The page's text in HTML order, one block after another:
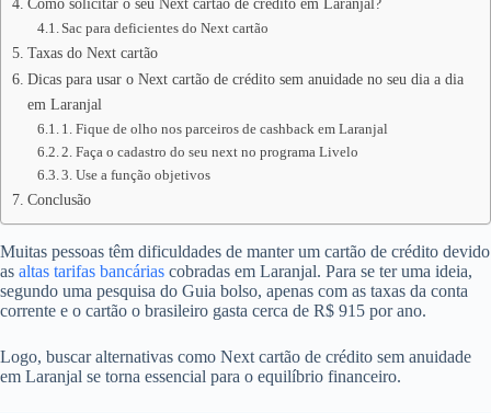
Sac para deficientes do Next cartão
Taxas do Next cartão
Dicas para usar o Next cartão de crédito sem anuidade no seu dia a dia
em Laranjal
1. Fique de olho nos parceiros de cashback em Laranjal
2. Faça o cadastro do seu next no programa Livelo
3. Use a função objetivos
Conclusão
Muitas pessoas têm dificuldades de manter um cartão de crédito devido
as altas tarifas bancárias cobradas em Laranjal. Para se ter uma ideia,
segundo uma pesquisa do Guia bolso, apenas com as taxas da conta
corrente e o cartão o brasileiro gasta cerca de R$ 915 por ano.
Logo, buscar alternativas como Next cartão de crédito sem anuidade
em Laranjal se torna essencial para o equilíbrio financeiro.